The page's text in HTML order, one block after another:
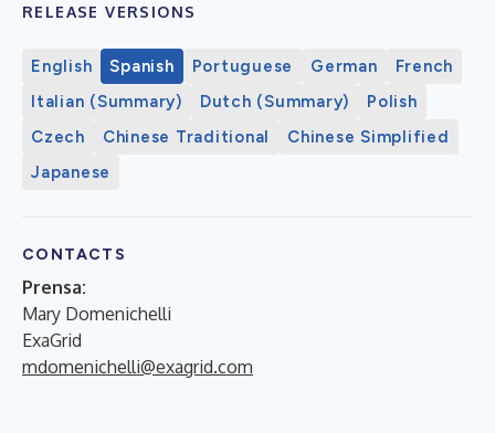
RELEASE VERSIONS
English Spanish Portuguese German
French
Italian (Summary)
Dutch (Summary)
Polish
Czech
Chinese Traditional
Chinese Simplified
Japanese
CONTACTS
Prensa:
Mary Domenichelli
ExaGrid
mdomenichelli@exagrid.com